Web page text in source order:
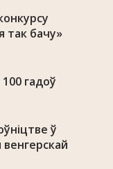
так бачу»
гадоў
ў